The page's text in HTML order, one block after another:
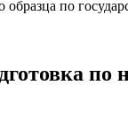
по
по